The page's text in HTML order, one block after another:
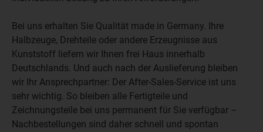
Bei uns erhalten Sie Qualität made in Germany. Ihre
Halbzeuge, Drehteile oder andere Erzeugnisse aus
Kunststoff liefern wir Ihnen frei Haus innerhalb
Deutschlands. Und auch nach der Auslieferung bleiben
wir Ihr Ansprechpartner: Der After-Sales-Service ist uns
sehr wichtig. So bleiben alle Fertigteile und
Zeichnungsteile bei uns permanent für Sie verfügbar –
Nachbestellungen sind daher schnell und spontan